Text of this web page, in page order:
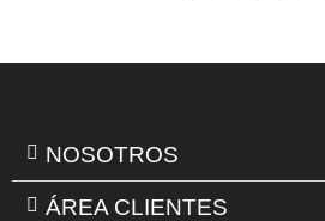
NOSOTROS
ÁREA CLIENTES